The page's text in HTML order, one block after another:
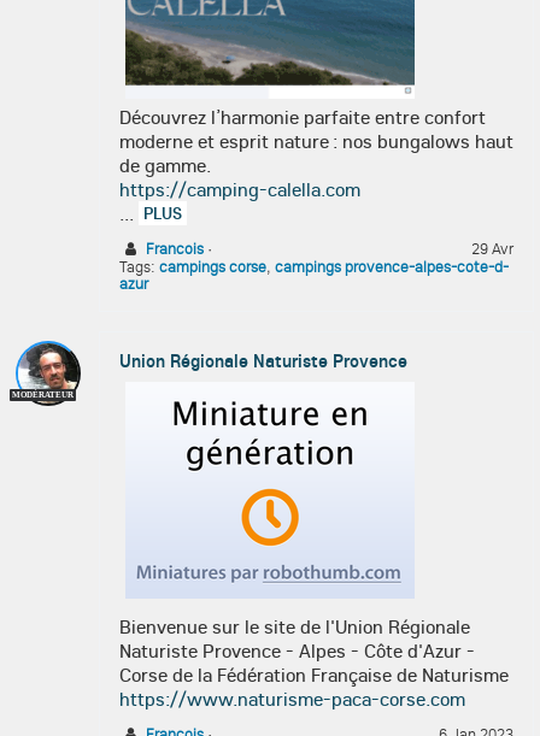
Découvrez l’harmonie parfaite entre confort
moderne et esprit nature : nos bungalows haut
de gamme.
https://camping-calella.com
... PLUS
Francois 29 Avr
·
Tags: campings corse, campings provence-alpes-cote-d-
azur
MODÉRATEUR
Union Régionale Naturiste Provence
Bienvenue sur le site de l'Union Régionale
Naturiste Provence - Alpes - Côte d'Azur -
Corse de la Fédération Française de Naturisme
https://www.naturisme-paca-corse.com